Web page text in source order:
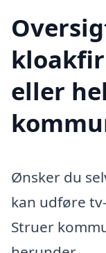
eller
Ønsker du
kan udføre
Struer